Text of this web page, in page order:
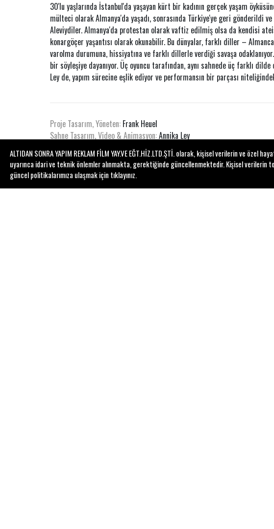
30'lu yaşlarında İstanbul'da yaşayan kürt bir kadının gerçek yaşam
mülteci olarak Almanya'da yaşadı, sonrasında Türkiye'ye geri gönderildi
Aleviydiler. Almanya'da protestan olarak vaftiz edilmiş olsa da kendisi
konargöçer yaşantısı olarak okunabilir. Bu dünyalar, farklı diller –
varolma durumuna, hissiyatına ve farklı dillerle verdiği savaşa
bir söyleşiye dayanıyor. Üç oyuncu tarafından, aynı sahnede üç farklı
Ley de, yapım sürecine eşlik ediyor ve performansın bir parçası
Proje Tasarım, Yöneten: Frank Heuel
Sahne Tasarım, Video & Animasyon:Annika Ley
Yönetmen Yardımcısı:
Ceyda Gönen
Oynayanlar:
Berfin Zenderlioğlu, Gülhan Kadim, Laila Nielsen
ALTIDAN SONRA YAPIM REKLAM FİLM YAY.VE EĞT.HİZ.LTD.ŞTİ. olarak, kişisel verilerin ve
uyarınca idari ve teknik önlemler alınmakta, gerektiğinde güncellenmektedir. Kişisel verilerin
güncel politikalarımıza ulaşmak için tıklayınız.